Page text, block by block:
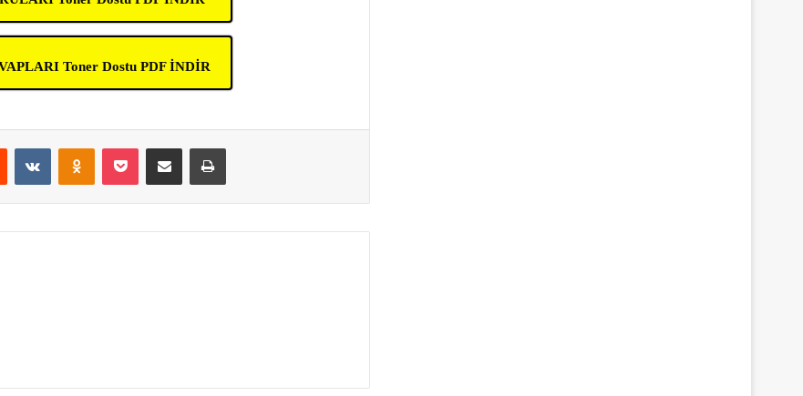
Toner Dostu PDF İNDİR
Reddit VKontakteOdnoklassniki
Pocket E-Posta ile paylaş Yazdır